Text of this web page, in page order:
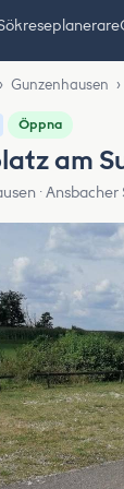
reseplanerare
› Gunzenhausen ›
Öppna
am
· Ansbacher